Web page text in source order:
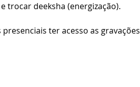
trocar deeksha (energização).
ter acesso as gravações